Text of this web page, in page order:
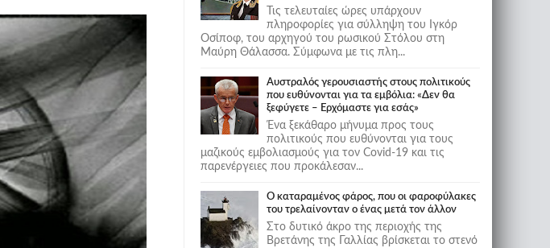
Τις τελευταίες ώρες υπάρχουν
πληροφορίες για σύλληψη του Ιγκόρ
Οσίποφ, του αρχηγού του ρωσικού Στόλου στη
Μαύρη Θάλασσα. Σύμφωνα με τις πλη...
Αυστραλός γερουσιαστής στους πολιτικούς
που ευθύνονται για τα εμβόλια: «Δεν θα
ξεφύγετε – Ερχόμαστε για εσάς»
Ένα ξεκάθαρο μήνυμα προς τους
πολιτικούς που ευθύνονται για τους
μαζικούς εμβολιασμούς για τον Covid-19 και τις
παρενέργειες που προκάλεσαν...
Ο καταραμένος φάρος, που οι φαροφύλακες
του τρελαίνονταν ο ένας μετά τον άλλον
Στο δυτικό άκρο της περιοχής της
Βρετάνης της Γαλλίας βρίσκεται το στενό